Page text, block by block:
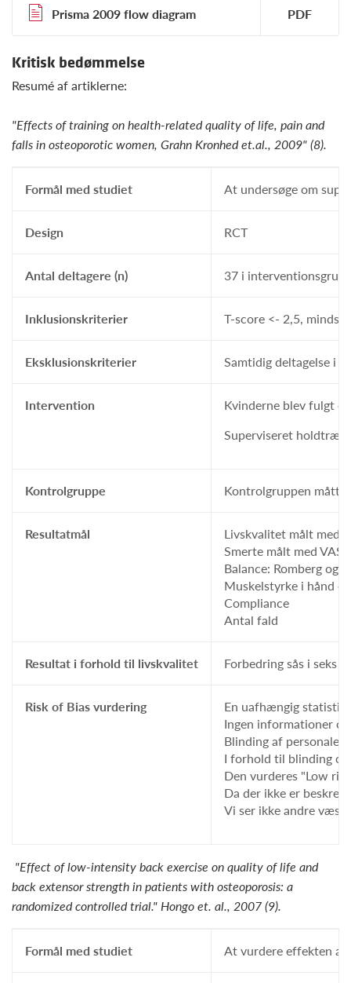
Prisma 2009 flow diagram
Kritisk bedømmelse
Resumé af artiklerne:
"Effects of training on health-related quality of life, pain and
falls in osteoporotic women, Grahn Kronhed et.al., 2009" (8).
Formål med studiet At undersøge om
Design RCT
Antal deltagere (n) 37 i
Inklusionskriterier T-score <- 2,5, mindst
Eksklusionskriterier Samtidig deltagelse i
Intervention
Kvinderne blev fulgt
Superviseret
Kontrolgruppe Kontrolgruppen måtte
Resultatmål
Livskvalitet målt med
Smerte målt med VAS
Balance: Romberg og
Muskelstyrke i hånd
Compliance
Antal fald
Resultat i forhold til livskvalitet Forbedring sås i seks
Risk of Bias vurdering
En uafhængig
Ingen informationer
Blinding af personale
I forhold til blinding of
Den vurderes "Low
Da der ikke er
Vi ser ikke andre
"Effect of low-intensity back exercise on quality of life and
back extensor strength in patients with osteoporosis: a
randomized controlled trial." Hongo et. al., 2007 (9).
Formål med studiet At vurdere effekten af